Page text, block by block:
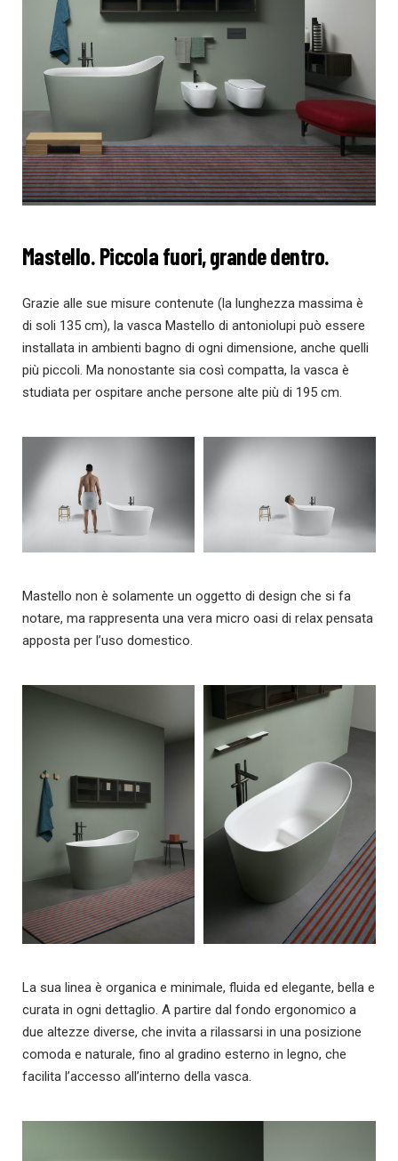
Mastello. Piccola fuori, grande dentro.
Grazie alle sue misure contenute (la lunghezza massima è
di soli 135 cm), la vasca Mastello di antoniolupi può essere
installata in ambienti bagno di ogni dimensione, anche quelli
più piccoli. Ma nonostante sia così compatta, la vasca è
studiata per ospitare anche persone alte più di 195 cm.
Mastello non è solamente un oggetto di design che si fa
notare, ma rappresenta una vera micro oasi di relax pensata
apposta per l’uso domestico.
La sua linea è organica e minimale, fluida ed elegante, bella e
curata in ogni dettaglio. A partire dal fondo ergonomico a
due altezze diverse, che invita a rilassarsi in una posizione
comoda e naturale, fino al gradino esterno in legno, che
facilita l’accesso all’interno della vasca.